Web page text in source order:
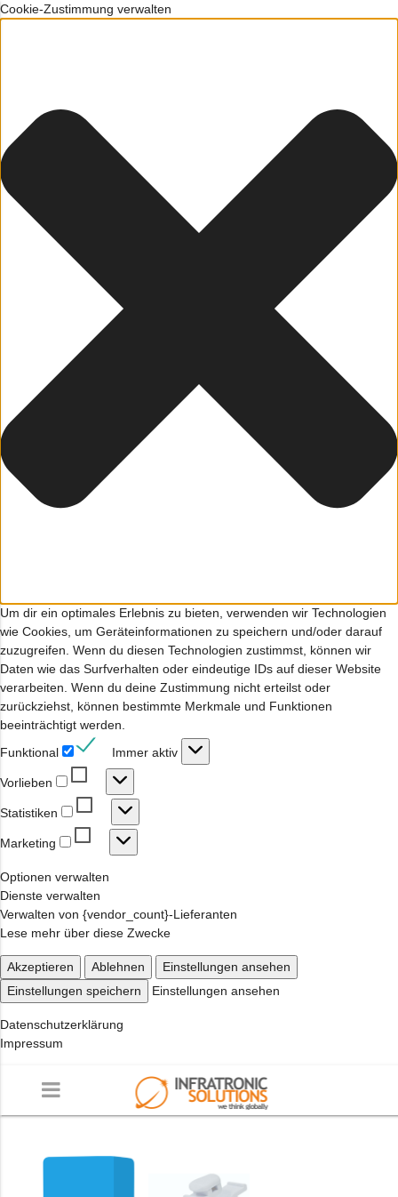
Cookie-Zustimmung verwalten
Um dir ein optimales Erlebnis zu bieten, verwenden wir Technologien
wie Cookies, um Geräteinformationen zu speichern und/oder darauf
zuzugreifen. Wenn du diesen Technologien zustimmst, können wir
Daten wie das Surfverhalten oder eindeutige IDs auf dieser Website
verarbeiten. Wenn du deine Zustimmung nicht erteilst oder
zurückziehst, können bestimmte Merkmale und Funktionen
beeinträchtigt werden.
Funktional
Immer aktiv
Vorlieben
Vorlieben
Statistiken
Statistiken
Marketing
Marketing
Optionen verwalten
Dienste verwalten
Verwalten von {vendor_count}-Lieferanten
Lese mehr über diese Zwecke
Akzeptieren Ablehnen
Einstellungen ansehen
Einstellungen speichern
Einstellungen ansehen
Datenschutzerklärung
Impressum